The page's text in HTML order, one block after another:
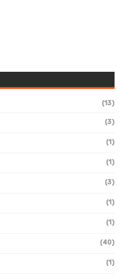
(13)
(3)
(1)
(1)
(3)
(1)
(1)
(40)
(1)